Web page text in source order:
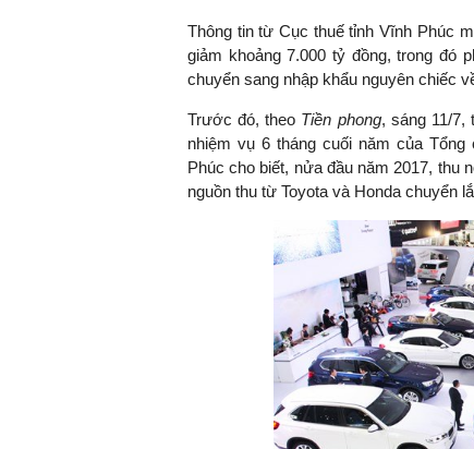
Thông tin từ Cục thuế tỉnh Vĩnh Phúc
giảm khoảng 7.000 tỷ đồng, trong đó
chuyển sang nhập khẩu nguyên chiếc
Trước đó, theo Tiền phong, sáng 11/7,
nhiệm vụ 6 tháng cuối năm của
Phúc cho biết, nửa đầu năm 2017, thu
nguồn thu từ Toyota và Honda chuyển